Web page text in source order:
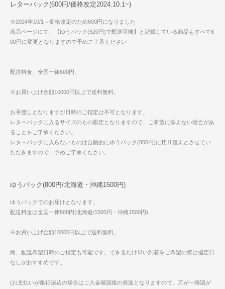
レターパック(600円/価格改定2024.10.1~)
※2024年10/1～価格改定のため600円になりました
商品ページにて、【ゆうパック(520円)で配送可能】と記載している商品もすべて6
00円に変更となりますので予めご了承ください
配送料金、全国一律600円。
※お買い上げ金額10000円以上で送料無料。
お手渡しとなりますが日時のご指定は不可となります。
レターパックに入るサイズのもの限定となりますので、ご希望に添えない場合があ
ることをご了承ください。
レターパックに入らないものは自動的にゆうパック(800円)に切り替えとさせてい
ただきますので、予めご了承ください。
ゆうパック(800円/北海道・沖縄1500円)
ゆうパックでのお届けとなります。
配送料金は全国一律800円(北海道/1500円・沖縄1500円)
※お買い上げ金額10000円以上で送料無料。
尚、配達希望日時のご指定も可能です。できるだけ早い到着をご希望の際は指定日
なしがおすすめです。
(お支払いが銀行振込の場合はご入金確認後の発送となりますので、万が一確認が